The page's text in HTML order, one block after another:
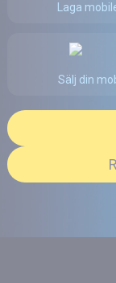
Laga
Sälj din